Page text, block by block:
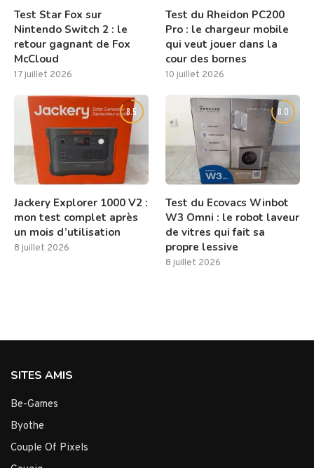
Test Star Fox sur
Nintendo Switch 2 : le
retour gagnant de Fox
McCloud
17 juillet 2026
Test du Rheidon PC200
Pro : le chargeur mobile
qui veut jouer dans la
cour des bornes
10 juillet 2026
8.5
Jackery Explorer 1000 V2 :
mon test complet après
un mois d’utilisation
8 juillet 2026
8.0
Test du Ecovacs Winbot
W3 Omni : le robot laveur
de vitres qui fait sa
propre lessive
8 juillet 2026
SITES AMIS
Be-Games
Byothe
Couple Of Pixels